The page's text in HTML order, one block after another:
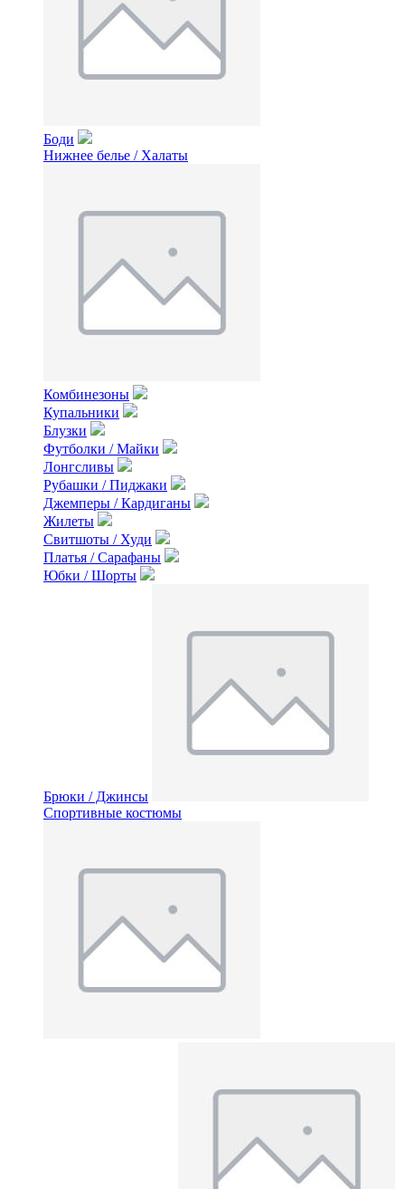
Боди
Нижнее белье / Халаты
Комбинезоны
Купальники
Блузки
Футболки / Майки
Лонгсливы
Рубашки / Пиджаки
Джемперы / Кардиганы
Жилеты
Свитшоты / Худи
Платья / Сарафаны
Юбки / Шорты
Брюки / Джинсы
Спортивные костюмы